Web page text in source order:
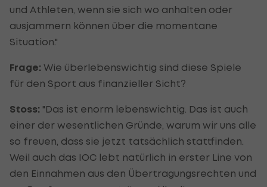
und Athleten, wenn sie sich wo anhalten oder
ausjammern können über die momentane
Situation."
Frage: Wie überlebenswichtig sind diese Spiele
für den Sport aus finanzieller Sicht?
Stoss: "Das ist enorm lebenswichtig. Das ist auch
einer der wesentlichen Gründe, warum wir uns alle
so freuen, dass sie jetzt tatsächlich stattfinden.
Weil auch das IOC lebt natürlich in erster Line von
den Einnahmen aus den Übertragungsrechten und